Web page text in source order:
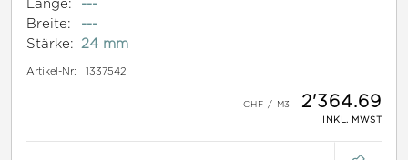
Länge:
---
Breite:
---
Stärke:
24 mm
Artikel-Nr: 1337542
2'364.69
INKL. MWST